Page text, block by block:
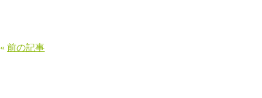
« 前の記事